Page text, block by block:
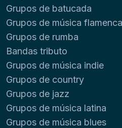
Grupos de batucada
Grupos de música flamenca
Grupos de rumba
Bandas tributo
Grupos de música indie
Grupos de country
Grupos de jazz
Grupos de música latina
Grupos de música blues